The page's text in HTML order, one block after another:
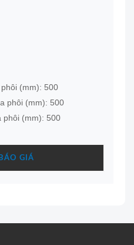
(mm): 500
phôi (mm): 500
phôi (mm): 500
GIÁ